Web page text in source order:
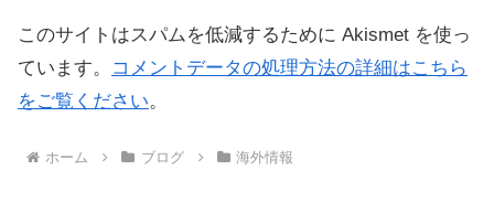
このサイトはスパムを低減するために Akismet を使っ
ています。
コメントデータの処理方法の詳細はこちら
をご覧ください。
ホーム ブログ 海外情報